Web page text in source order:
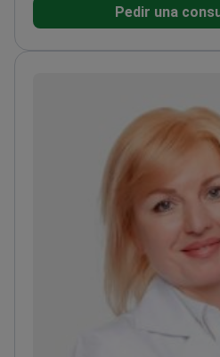
la Universidad Nacional de
estudio de las hormonas y la
de formación profesional en
Pedir una